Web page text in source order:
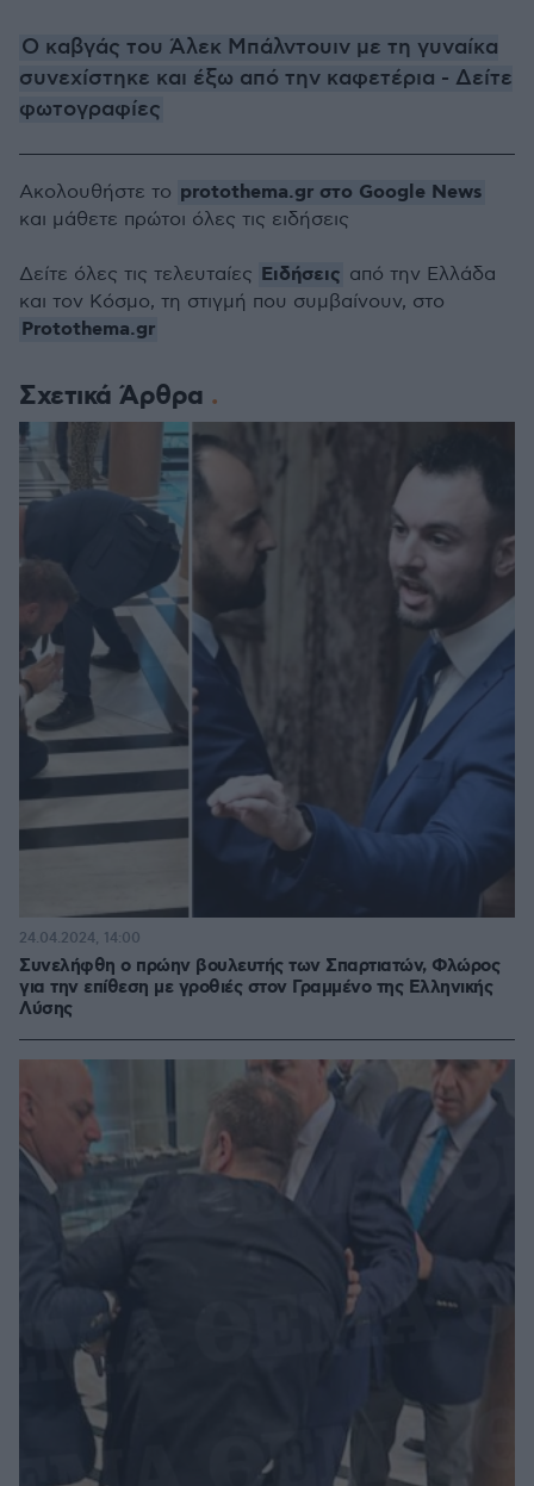
Ο καβγάς του Άλεκ Μπάλντουιν με τη γυναίκα
συνεχίστηκε και έξω από την καφετέρια - Δείτε
φωτογραφίες
Σχετικά Άρθρα
Συνελήφθη ο πρώην βουλευτής των Σπαρτιατών, Φλώρος
για την επίθεση με γροθιές στον Γραμμένο της Ελληνικής
Λύσης
24.04.2024, 14:00
Ακολουθήστε το protothema.gr στο Google News
και μάθετε πρώτοι όλες τις ειδήσεις
Δείτε όλες τις τελευταίες Ειδήσεις από την Ελλάδα
και τον Κόσμο, τη στιγμή που συμβαίνουν, στο
Protothema.gr